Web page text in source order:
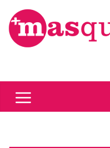
Saltar
contenido